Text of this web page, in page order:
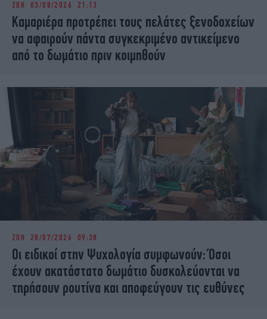
iBOOKS
OSCARS
THE OCEAN
MEDIA
ELAMEFORA
ΖΩΗ 03/08/2026 21:13
Καμαριέρα προτρέπει τους πελάτες ξενοδοχείων
να αφαιρούν πάντα συγκεκριμένο αντικείμενο
από το δωμάτιο πριν κοιμηθούν
ΖΩΗ 28/07/2026 09:38
Οι ειδικοί στην Ψυχολογία συμφωνούν: Όσοι
έχουν ακατάστατο δωμάτιο δυσκολεύονται να
τηρήσουν ρουτίνα και αποφεύγουν τις ευθύνες